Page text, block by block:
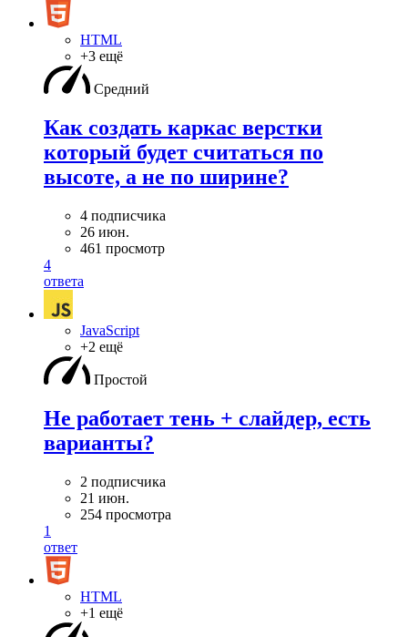
HTML
+3 ещё
Средний
Как создать каркас верстки
который будет считаться по
высоте, а не по ширине?
4 подписчика
26 июн.
461 просмотр
4
ответа
JavaScript
+2 ещё
Простой
Не работает тень + слайдер, есть
варианты?
2 подписчика
21 июн.
254 просмотра
1
ответ
HTML
+1 ещё